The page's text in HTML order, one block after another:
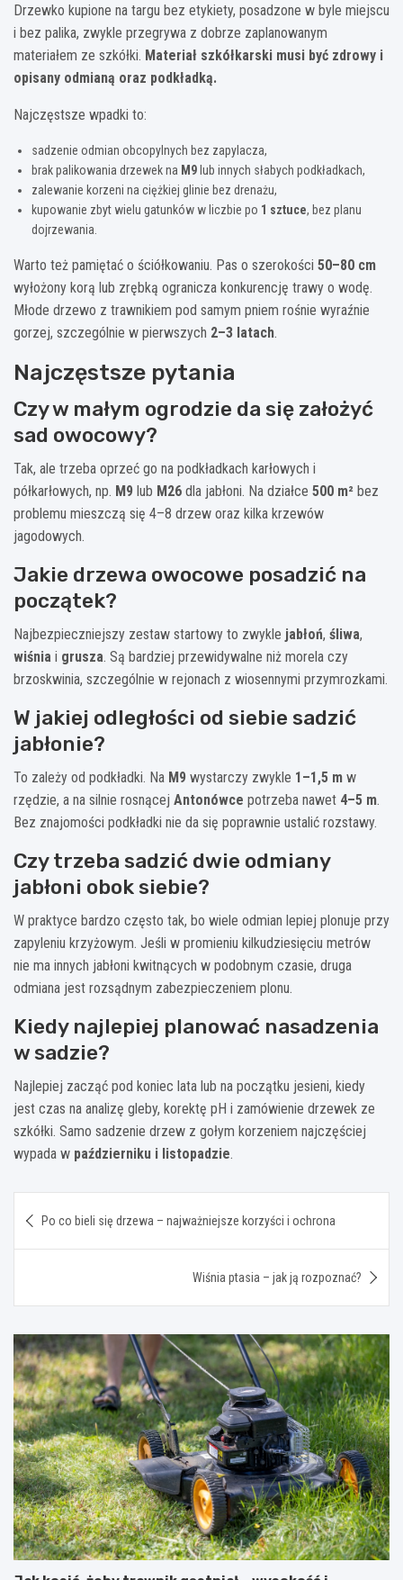
Drzewko kupione na targu bez etykiety, posadzone w byle miejscu
i bez palika, zwykle przegrywa z dobrze zaplanowanym
materiałem ze szkółki. Materiał szkółkarski musi być zdrowy i
opisany odmianą oraz podkładką.
Najczęstsze wpadki to:
sadzenie odmian obcopylnych bez zapylacza,
brak palikowania drzewek na M9 lub innych słabych podkładkach,
zalewanie korzeni na ciężkiej glinie bez drenażu,
kupowanie zbyt wielu gatunków w liczbie po 1 sztuce, bez planu
dojrzewania.
Warto też pamiętać o ściółkowaniu. Pas o szerokości 50–80 cm
wyłożony korą lub zrębką ogranicza konkurencję trawy o wodę.
Młode drzewo z trawnikiem pod samym pniem rośnie wyraźnie
gorzej, szczególnie w pierwszych 2–3 latach.
Najczęstsze pytania
Czy w małym ogrodzie da się założyć
sad owocowy?
Tak, ale trzeba oprzeć go na podkładkach karłowych i
półkarłowych, np. M9 lub M26 dla jabłoni. Na działce 500 m² bez
problemu mieszczą się 4–8 drzew oraz kilka krzewów
jagodowych.
Jakie drzewa owocowe posadzić na
początek?
Najbezpieczniejszy zestaw startowy to zwykle jabłoń, śliwa,
wiśnia i grusza. Są bardziej przewidywalne niż morela czy
brzoskwinia, szczególnie w rejonach z wiosennymi przymrozkami.
W jakiej odległości od siebie sadzić
jabłonie?
To zależy od podkładki. Na M9 wystarczy zwykle 1–1,5 m w
rzędzie, a na silnie rosnącej Antonówce potrzeba nawet 4–5 m.
Bez znajomości podkładki nie da się poprawnie ustalić rozstawy.
Czy trzeba sadzić dwie odmiany
jabłoni obok siebie?
W praktyce bardzo często tak, bo wiele odmian lepiej plonuje przy
zapyleniu krzyżowym. Jeśli w promieniu kilkudziesięciu metrów
nie ma innych jabłoni kwitnących w podobnym czasie, druga
odmiana jest rozsądnym zabezpieczeniem plonu.
Kiedy najlepiej planować nasadzenia
w sadzie?
Najlepiej zacząć pod koniec lata lub na początku jesieni, kiedy
jest czas na analizę gleby, korektę pH i zamówienie drzewek ze
szkółki. Samo sadzenie drzew z gołym korzeniem najczęściej
wypada w październiku i listopadzie.
wpisu
Po co bieli się drzewa – najważniejsze korzyści i ochrona
Wiśnia ptasia – jak ją rozpoznać?